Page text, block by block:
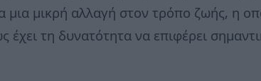
μια μικρή αλλαγή στον τρόπο ζωής, η
τη δυνατότητα να επιφέρει